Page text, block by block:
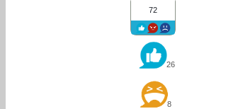
72
26
8